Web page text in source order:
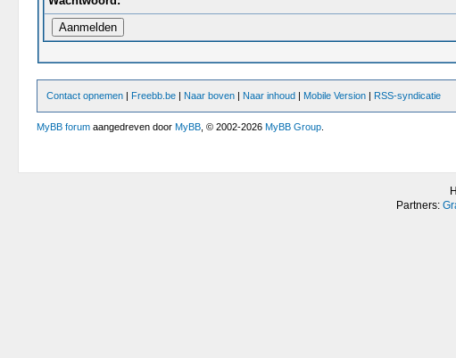
Contact opnemen | Freebb.be | Naar boven | Naar inhoud | Mobile Version | RSS-syndicatie
MyBB forum aangedreven doorMyBB , © 2002-2026MyBB Group
Partners: